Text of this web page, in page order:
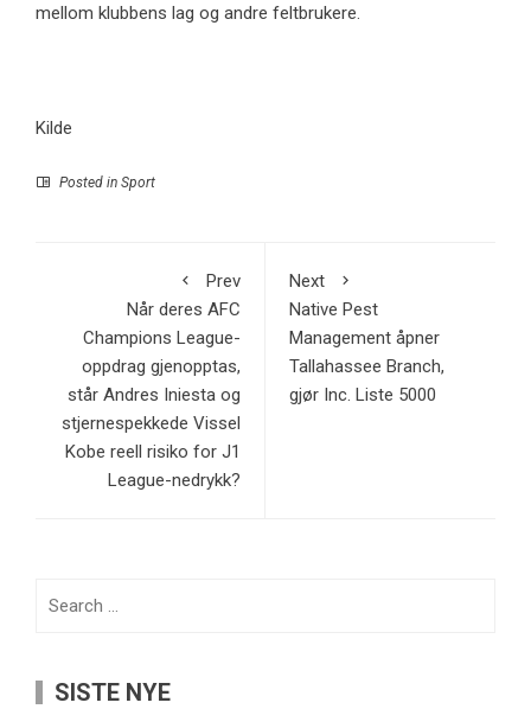
mellom klubbens lag og andre feltbrukere.
Kilde
Posted in Sport
Prev
Når deres AFC
Champions League-
oppdrag gjenopptas,
står Andres Iniesta og
stjernespekkede Vissel
Kobe reell risiko for J1
League-nedrykk?
Next
Native Pest
Management åpner
Tallahassee Branch,
gjør Inc. Liste 5000
SISTE NYE